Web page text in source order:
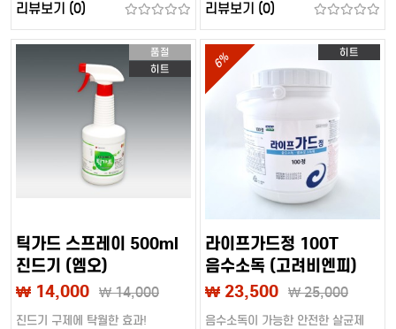
리뷰보기 (0) 리뷰보기 (0)
품절
히트
틱가드 스프레이 500ml
진드기 (엠오)
₩ 14,000 ₩14,000
진드기 구제에 탁월한 효과!
히트
6%
라이프가드정 100T
음수소독 (고려비엔피)
₩ 23,500 ₩25,000
음수소독이 가능한 안전한 살균제